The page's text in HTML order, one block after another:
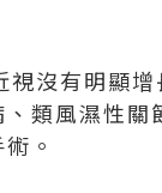
沒有明顯增
類風濕性關
。